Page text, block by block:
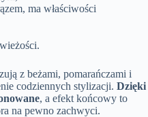
ma właściwości
z beżami, pomarańczami i
codziennych stylizacji. Dzięki
, a efekt końcowy to
na pewno zachwyci.